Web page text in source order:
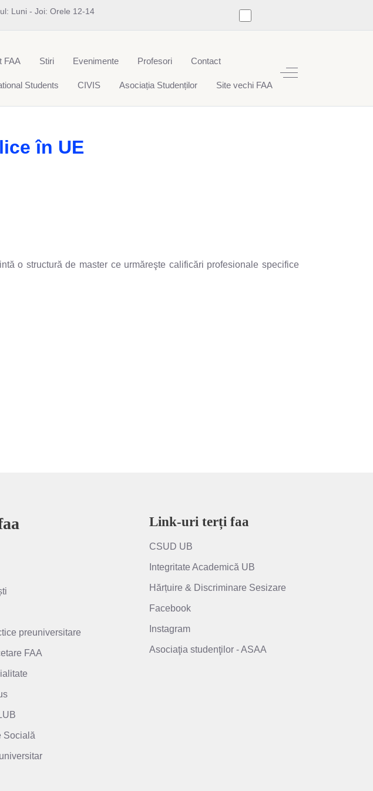
Luni - Joi: Orele 12-14
FAA Stiri Evenimente Profesori Contact
Students CIVIS Asociația Studenților Site vechi FAA
Off-Canvas Toggle
în UE
o structură de master ce urmăreşte calificări profesionale specifice
preuniversitare
FAA
Socială
Link-uri terți faa
CSUD UB
Integritate Academică UB
Hărțuire & Discriminare Sesizare
Facebook
Instagram
Asociaţia studenţilor - ASAA